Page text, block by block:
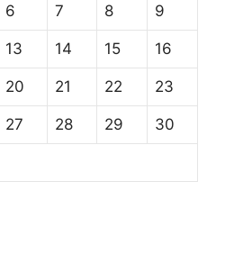
6 7 8 9
13 14 15 16
20 21 22 23
27 28 29 30